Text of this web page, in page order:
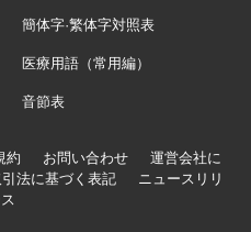
簡体字·繁体字対照表
医療用語（常用編）
音節表
約 お問い合わせ
運営会社に
法に基づく表記
ニュースリリ